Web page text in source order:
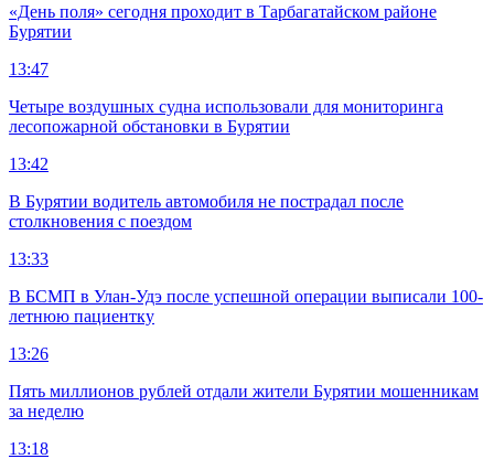
«День поля» сегодня проходит в Тарбагатайском районе
Бурятии
13:47
Четыре воздушных судна использовали для мониторинга
лесопожарной обстановки в Бурятии
13:42
В Бурятии водитель автомобиля не пострадал после
столкновения с поездом
13:33
В БСМП в Улан-Удэ после успешной операции выписали 100-
летнюю пациентку
13:26
Пять миллионов рублей отдали жители Бурятии мошенникам
за неделю
13:18